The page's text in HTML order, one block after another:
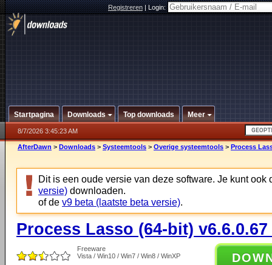
Registreren|Login:
Startpagina Downloads Top downloads Meer
8/7/2026 3:45:23 AM
AfterDawn > Downloads > Systeemtools > Overige systeemtools > Process
Dit is een oude versie van deze software. Je kunt ook
versie) downloaden.
of de v9 beta (laatste beta versie).
Process Lasso (64-bit) v6.6.0.67
Freeware
Vista / Win10 / Win7 / Win8 / WinXP